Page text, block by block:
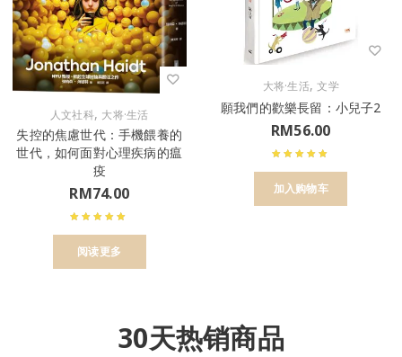
人文社科, 大将·生活
失控的焦慮世代：手機餵養的
世代，如何面對心理疾病的瘟
疫
RM74.00
阅读更多
大将·生活,文学
願我們的歡樂長留：小兒子2
RM56.00
加入购物车
30天热销商品